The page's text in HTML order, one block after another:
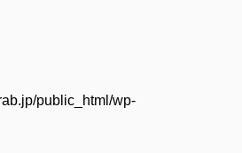
public_html/wp-